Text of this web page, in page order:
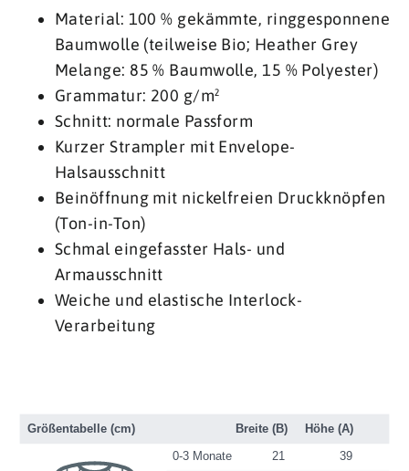
Material: 100 % gekämmte, ringgesponnene
Baumwolle (teilweise Bio; Heather Grey
Melange: 85 % Baumwolle, 15 % Polyester)
Grammatur: 200 g/m²
Schnitt: normale Passform
Kurzer Strampler mit Envelope-
Halsausschnitt
Beinöffnung mit nickelfreien Druckknöpfen
(Ton-in-Ton)
Schmal eingefasster Hals- und
Armausschnitt
Weiche und elastische Interlock-
Verarbeitung